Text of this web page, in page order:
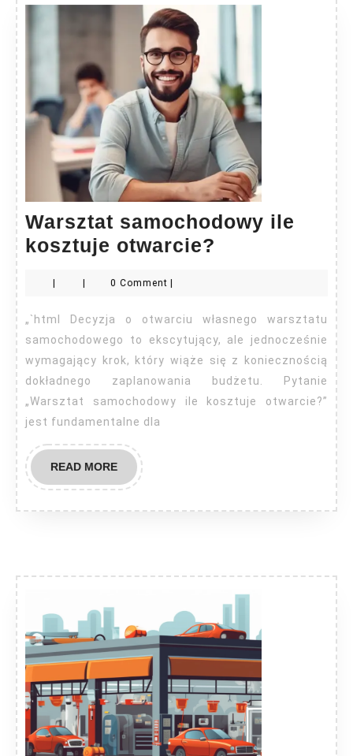
Warsztat samochodowy ile
kosztuje otwarcie?
kosztuje
otwarcie?
| | 0 Comment |
„`html Decyzja o otwarciu własnego warsztatu
samochodowego to ekscytujący, ale jednocześnie
wymagający krok, który wiąże się z koniecznością
dokładnego zaplanowania budżetu. Pytanie
„Warsztat samochodowy ile kosztuje otwarcie?”
jest fundamentalne dla
READ MOREREAD
MORE